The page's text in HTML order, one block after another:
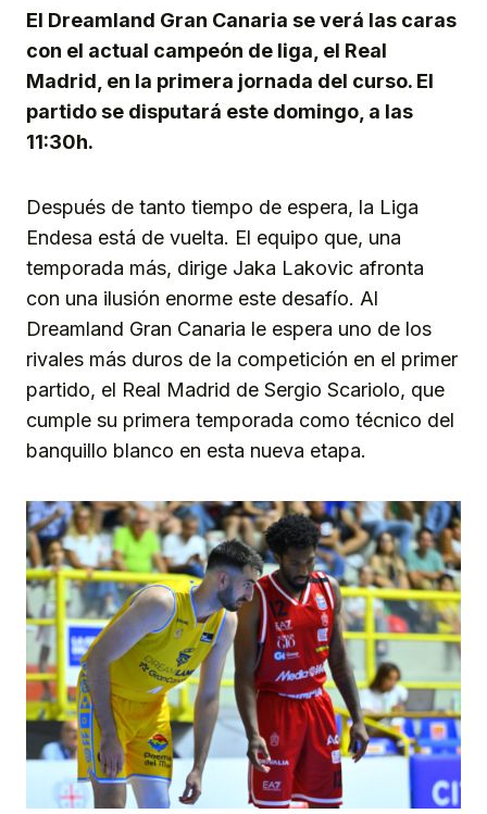
El Dreamland Gran Canaria se verá las caras
con el actual campeón de liga, el Real
Madrid, en la primera jornada del curso. El
partido se disputará este domingo, a las
11:30h.
Después de tanto tiempo de espera, la Liga
Endesa está de vuelta. El equipo que, una
temporada más, dirige Jaka Lakovic afronta
con una ilusión enorme este desafío. Al
Dreamland Gran Canaria le espera uno de los
rivales más duros de la competición en el primer
partido, el Real Madrid de Sergio Scariolo, que
cumple su primera temporada como técnico del
banquillo blanco en esta nueva etapa.